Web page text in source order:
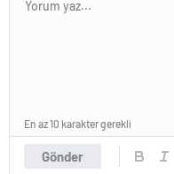
Gönder
En az 10 karakter gerekli